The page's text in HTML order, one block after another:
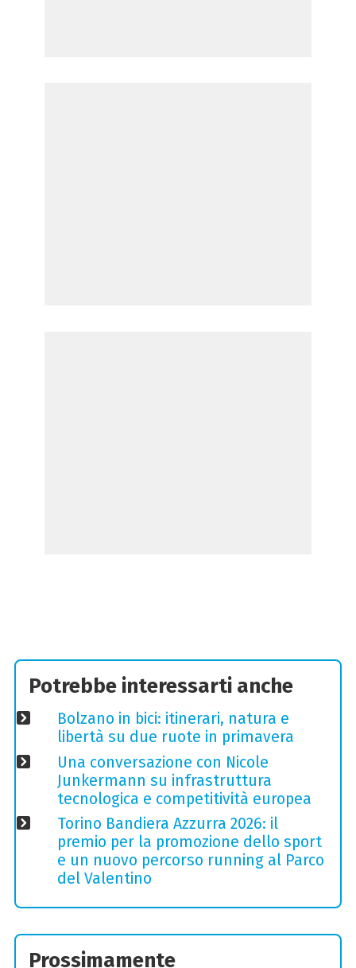
Potrebbe interessarti anche
Bolzano in bici: itinerari, natura e
libertà su due ruote in primavera
Una conversazione con Nicole
Junkermann su infrastruttura
tecnologica e competitività europea
Torino Bandiera Azzurra 2026: il
premio per la promozione dello sport
e un nuovo percorso running al Parco
del Valentino
Prossimamente